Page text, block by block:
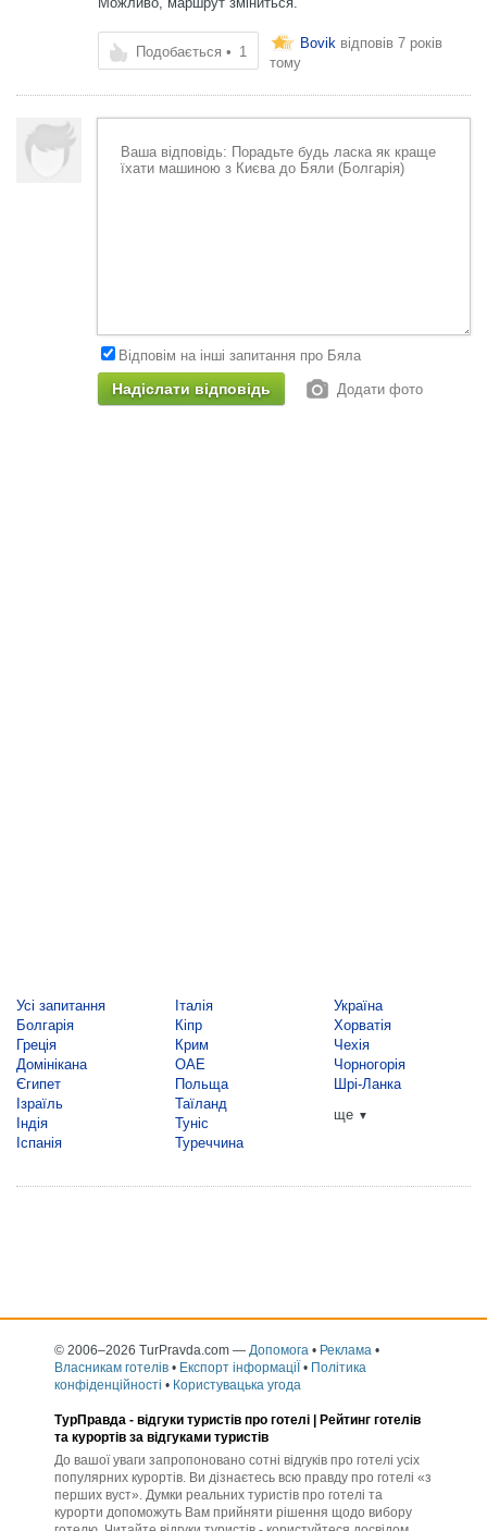
Подобається • 1
Bovik відповів 7 років
тому
Відповім на інші запитання про Бяла
Додати фото
Усі запитання
Болгарія
Греція
Домінікана
Єгипет
Ізраїль
Індія
Іспанія
Італія
Кіпр
Крим
ОАЕ
Польща
Таїланд
Туніс
Туреччина
Україна
Хорватія
Чехія
Чорногорія
Шрі-Ланка
ще ▼
© 2006–2026 TurPravda.com — Допомога • Реклама •
Власникам готелів • Експорт інформаціЇ • Політика
конфіденційності • Користувацька угода
ТурПравда - відгуки туристів про готелі | Рейтинг готелів
та курортів за відгуками туристів
До вашої уваги запропоновано сотні відгуків про готелі усіх
популярних курортів. Ви дізнаєтесь всю правду про готелі «з
перших вуст». Думки реальних туристів про готелі та
курорти допоможуть Вам прийняти рішення щодо вибору